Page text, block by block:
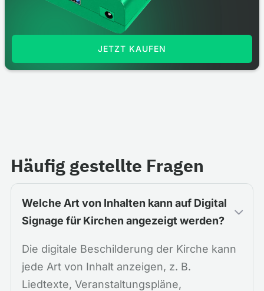
JETZT KAUFEN
Häufig gestellte Fragen
Welche Art von Inhalten kann auf Digital
Signage für Kirchen angezeigt werden?
Die digitale Beschilderung der Kirche kann
jede Art von Inhalt anzeigen, z. B.
Liedtexte, Veranstaltungspläne,